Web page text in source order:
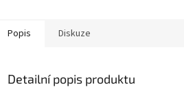
Popis Diskuze
Detailní popis produktu